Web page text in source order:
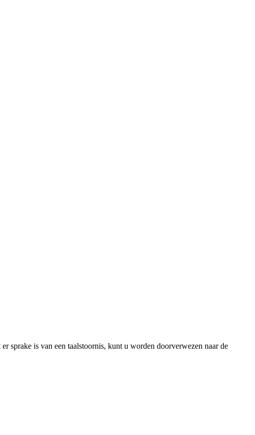
sprake is van een taalstoornis, kunt u worden doorverwezen naar de